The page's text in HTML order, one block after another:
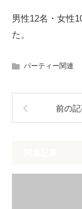
男性12名・女性
た。
パーティー関連
前の